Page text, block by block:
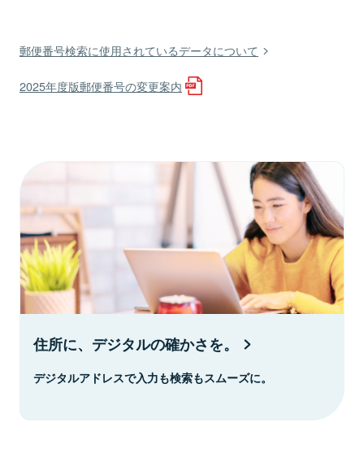
郵便番号検索に使用されているデータについて
2025年度版郵便番号の変更案内
住所に、デジタルの確かさを。
デジタルアドレスで入力も検索もスムーズに。